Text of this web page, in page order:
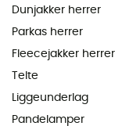
Dunjakker herrer
Parkas herrer
Fleecejakker herrer
Telte
Liggeunderlag
Pandelamper